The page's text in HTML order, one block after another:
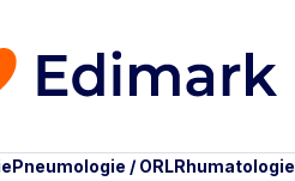
Pneumologie / ORLRhumatologie